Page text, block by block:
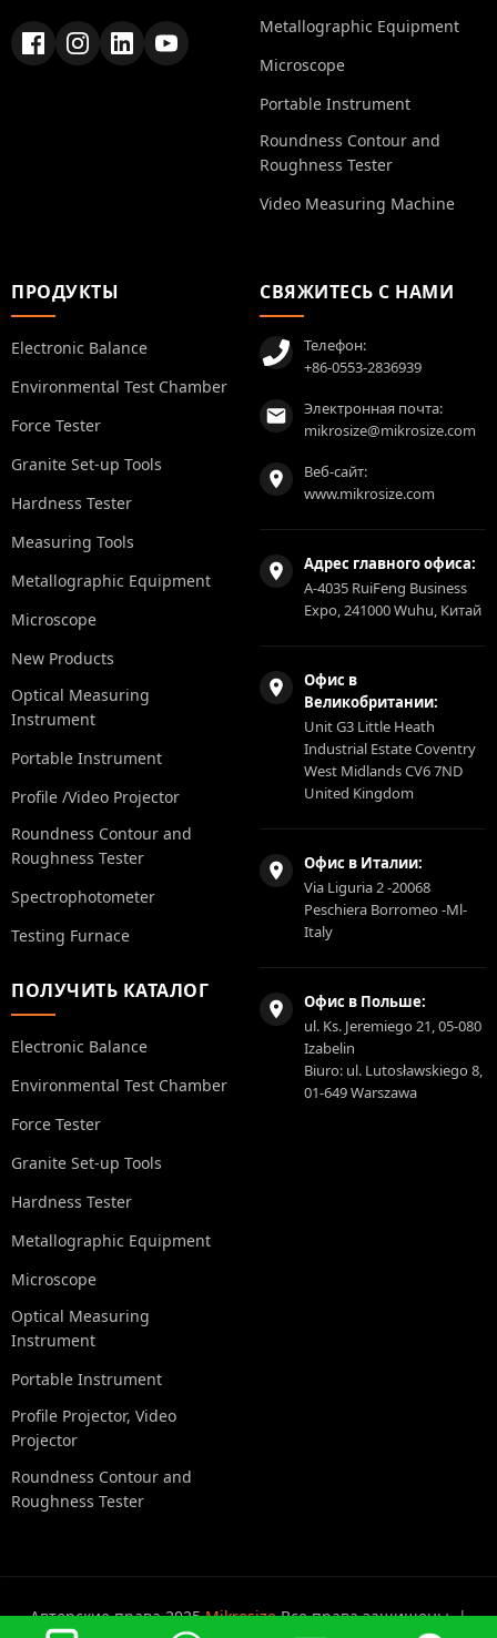
Metallographic Equipment
Microscope
Portable Instrument
Roundness Contour and
Roughness Tester
Video Measuring Machine
ПРОДУКТЫ
Electronic Balance
Environmental Test Chamber
Force Tester
Granite Set-up Tools
Hardness Tester
Measuring Tools
Metallographic Equipment
Microscope
New Products
Optical Measuring
Instrument
Portable Instrument
Profile /Video Projector
Roundness Contour and
Roughness Tester
Spectrophotometer
Testing Furnace
ПОЛУЧИТЬ КАТАЛОГ
Electronic Balance
Environmental Test Chamber
Force Tester
Granite Set-up Tools
Hardness Tester
Metallographic Equipment
Microscope
Optical Measuring
Instrument
Portable Instrument
Profile Projector, Video
Projector
Roundness Contour and
Roughness Tester
СВЯЖИТЕСЬ С НАМИ
Телефон:
+86-0553-2836939
Электронная почта:
mikrosize@mikrosize.com
Веб-сайт:
www.mikrosize.com
Адрес главного офиса:
A-4035 RuiFeng Business
Expo, 241000 Wuhu, Китай
Офис в
Великобритании:
Unit G3 Little Heath
Industrial Estate Coventry
West Midlands CV6 7ND
United Kingdom
Офис в Италии:
Via Liguria 2 -20068
Peschiera Borromeo -Ml-
Italy
Офис в Польше:
ul. Ks. Jeremiego 21, 05-080
Izabelin
Biuro: ul. Lutosławskiego 8,
01-649 Warszawa
Авторские права 2025MikrosizeВсе права защищены. |